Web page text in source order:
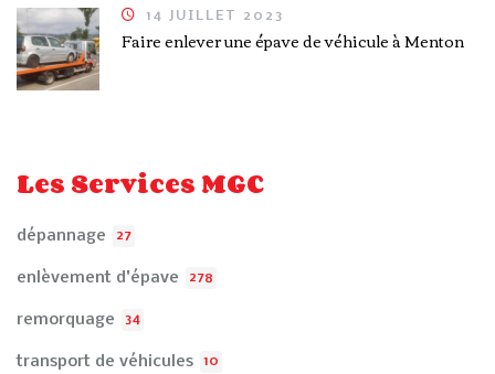
14 JUILLET 2023
Faire enlever une épave de véhicule à Menton
Les Services MGC
dépannage 27
enlèvement d'épave 278
remorquage 34
transport de véhicules 10